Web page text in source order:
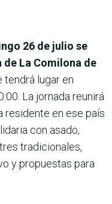
26 de julio se
La Comilona de
tendrá lugar en
La jornada reunirá
residente en ese país
con asado,
tradicionales,
y propuestas para